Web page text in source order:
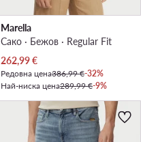
Marella
Сако · Бежов · Regular Fit
Актуална цена
262,99€
Редовна цена386,99 €-32%
Най-ниска цена289,99 €-9%